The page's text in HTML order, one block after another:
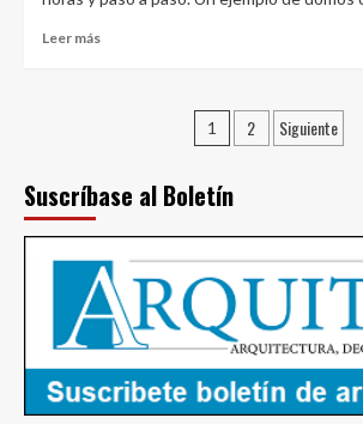
abrir
Leer más
o
geodésica
en
el
jardín
de
casa
Paginación
entradas
1 2 Siguiente
Suscríbase al Boletín